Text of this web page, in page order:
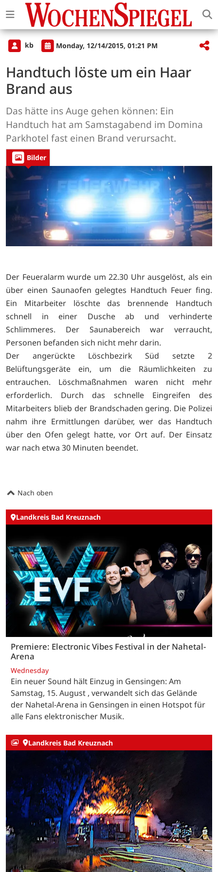
kb Monday, 12/14/2015, 01:21 PM
Handtuch löste um ein Haar
Brand aus
Das hätte ins Auge gehen können: Ein
Handtuch hat am Samstagabend im Domina
Parkhotel fast einen Brand verursacht.
Bilder
Der Feueralarm wurde um 22.30 Uhr ausgelöst, als ein
über einen Saunaofen gelegtes Handtuch Feuer fing.
Ein Mitarbeiter löschte das brennende Handtuch
schnell in einer Dusche ab und verhinderte
Schlimmeres. Der Saunabereich war verraucht,
Personen befanden sich nicht mehr darin.
Der angerückte Löschbezirk Süd setzte 2
Belüftungsgeräte ein, um die Räumlichkeiten zu
entrauchen. Löschmaßnahmen waren nicht mehr
erforderlich. Durch das schnelle Eingreifen des
Mitarbeiters blieb der Brandschaden gering. Die Polizei
nahm ihre Ermittlungen darüber, wer das Handtuch
über den Ofen gelegt hatte, vor Ort auf. Der Einsatz
war nach etwa 30 Minuten beendet.
Nach oben
Landkreis Bad Kreuznach
Premiere: Electronic Vibes Festival in der Nahetal-
Arena
Wednesday
Ein neuer Sound hält Einzug in Gensingen: Am
Samstag, 15. August , verwandelt sich das Gelände
der Nahetal-Arena in Gensingen in einen Hotspot für
alle Fans elektronischer Musik.
Landkreis Bad Kreuznach